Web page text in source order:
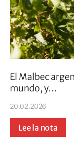
El Malbec
mundo, y…
20.02.2026
Lee la nota